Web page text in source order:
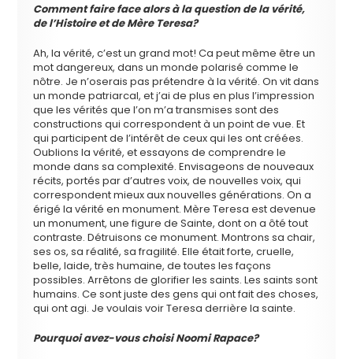
Comment faire face alors à la question de la vérité,
de l’Histoire et de Mère Teresa?
Ah, la vérité, c’est un grand mot! Ca peut même être un
mot dangereux, dans un monde polarisé comme le
nôtre. Je n’oserais pas prétendre à la vérité. On vit dans
un monde patriarcal, et j’ai de plus en plus l’impression
que les vérités que l’on m’a transmises sont des
constructions qui correspondent à un point de vue. Et
qui participent de l’intérêt de ceux qui les ont créées.
Oublions la vérité, et essayons de comprendre le
monde dans sa complexité. Envisageons de nouveaux
récits, portés par d’autres voix, de nouvelles voix, qui
correspondent mieux aux nouvelles générations. On a
érigé la vérité en monument. Mère Teresa est devenue
un monument, une figure de Sainte, dont on a ôté tout
contraste. Détruisons ce monument. Montrons sa chair,
ses os, sa réalité, sa fragilité. Elle était forte, cruelle,
belle, laide, très humaine, de toutes les façons
possibles. Arrêtons de glorifier les saints. Les saints sont
humains. Ce sont juste des gens qui ont fait des choses,
qui ont agi. Je voulais voir Teresa derrière la sainte.
Pourquoi avez-vous choisi Noomi Rapace?